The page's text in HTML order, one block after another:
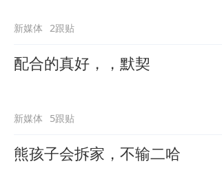
新媒体 2跟贴
配合的真好，，默契
新媒体 5跟贴
熊孩子会拆家，不输二哈